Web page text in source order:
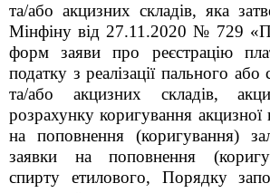
та/або акцизних складів, яка
Мінфіну від 27.11.2020 № 729
форм заяви про реєстрацію
податку з реалізації пального
та/або акцизних складів,
розрахунку коригування акцизної
на поповнення (коригування)
заявки на поповнення
спирту етилового, Порядку